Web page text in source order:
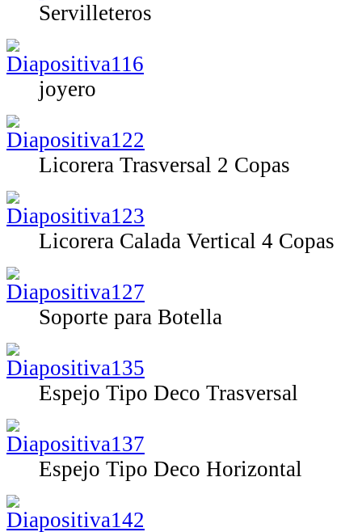
Servilleteros
joyero
Licorera Trasversal 2 Copas
Licorera Calada Vertical 4 Copas
Soporte para Botella
Espejo Tipo Deco Trasversal
Espejo Tipo Deco Horizontal